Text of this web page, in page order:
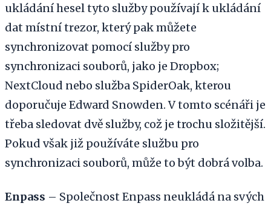
ukládání hesel tyto služby používají k ukládání
dat místní trezor, který pak můžete
synchronizovat pomocí služby pro
synchronizaci souborů, jako je Dropbox;
NextCloud nebo služba SpiderOak, kterou
doporučuje Edward Snowden. V tomto scénáři je
třeba sledovat dvě služby, což je trochu složitější.
Pokud však již používáte službu pro
synchronizaci souborů, může to být dobrá volba.
Enpass – Společnost Enpass neukládá na svých